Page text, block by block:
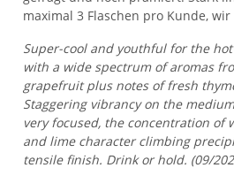
maximal 3 Flaschen pro Kunde,
Super-cool and youthful for the
with a wide spectrum of aromas
grapefruit plus notes of fresh
Staggering vibrancy on the
very focused, the concentration of
and lime character climbing
tensile finish. Drink or hold. (09/